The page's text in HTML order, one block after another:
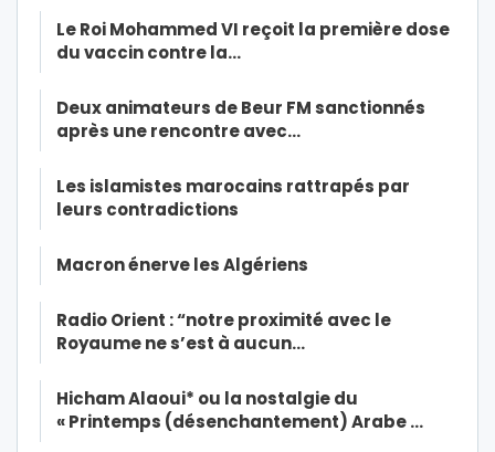
Le Roi Mohammed VI reçoit la première dose
du vaccin contre la…
Deux animateurs de Beur FM sanctionnés
après une rencontre avec…
Les islamistes marocains rattrapés par
leurs contradictions
Macron énerve les Algériens
Radio Orient : “notre proximité avec le
Royaume ne s’est à aucun…
Hicham Alaoui* ou la nostalgie du
« Printemps (désenchantement) Arabe …